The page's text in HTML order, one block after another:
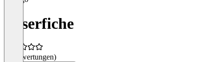
Laserfiche
(0 Bewertungen)